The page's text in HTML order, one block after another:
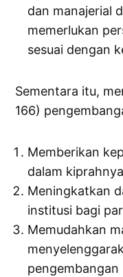
dan manajerial
memerlukan
sesuai dengan
Sementara itu,
166)
Memberikan
dalam
Meningkatkan
institusi bagi
Memudahkan
pengembangan